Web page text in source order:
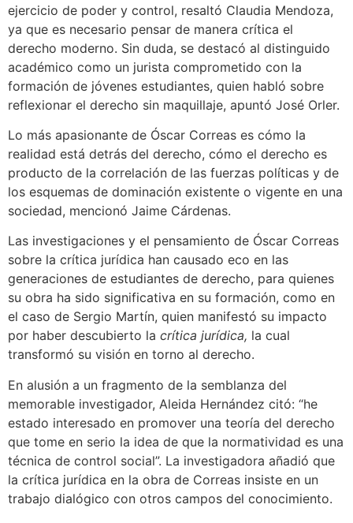
ejercicio de poder y control, resaltó Claudia Mendoza,
ya que es necesario pensar de manera crítica el
derecho moderno. Sin duda, se destacó al distinguido
académico como un jurista comprometido con la
formación de jóvenes estudiantes, quien habló sobre
reflexionar el derecho sin maquillaje, apuntó José Orler.
Lo más apasionante de Óscar Correas es cómo la
realidad está detrás del derecho, cómo el derecho es
producto de la correlación de las fuerzas políticas y de
los esquemas de dominación existente o vigente en una
sociedad, mencionó Jaime Cárdenas.
Las investigaciones y el pensamiento de Óscar Correas
sobre la crítica jurídica han causado eco en las
generaciones de estudiantes de derecho, para quienes
su obra ha sido significativa en su formación, como en
el caso de Sergio Martín, quien manifestó su impacto
por haber descubierto la crítica jurídica, la cual
transformó su visión en torno al derecho.
En alusión a un fragmento de la semblanza del
memorable investigador, Aleida Hernández citó: “he
estado interesado en promover una teoría del derecho
que tome en serio la idea de que la normatividad es una
técnica de control social”. La investigadora añadió que
la crítica jurídica en la obra de Correas insiste en un
trabajo dialógico con otros campos del conocimiento.